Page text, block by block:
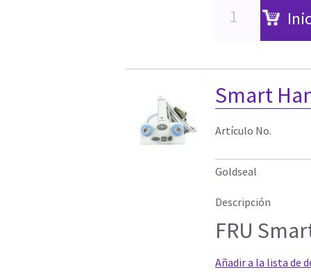
Smart
Artículo No.
Goldseal
Descripción
FRU
Añadir a la lista de